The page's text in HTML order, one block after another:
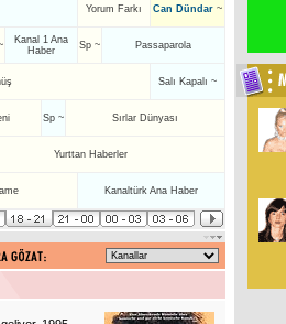
Yorum Farkı Can Dündar ~
Kanal 1 Ana
Haber
Sp ~ Passaparola
Salı Kapalı ~
Sp ~ Sırlar Dünyası
Yurttan Haberler
Kanaltürk Ana Haber